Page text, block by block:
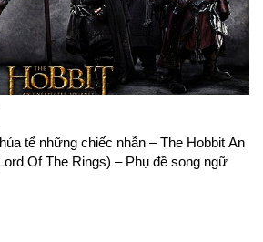
tể những chiếc nhẫn – The Hobbit An
Of The Rings) – Phụ đề song ngữ